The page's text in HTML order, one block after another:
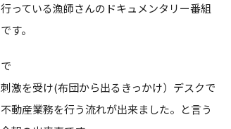
行っている漁師さんのドキュメンタリー番組
です。
で
刺激を受け(布団から出るきっかけ）デスクで
不動産業務を行う流れが出来ました。と言う